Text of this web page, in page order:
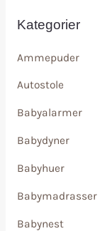
Kategorier
Ammepuder
Autostole
Babyalarmer
Babydyner
Babyhuer
Babymadrasser
Babynest